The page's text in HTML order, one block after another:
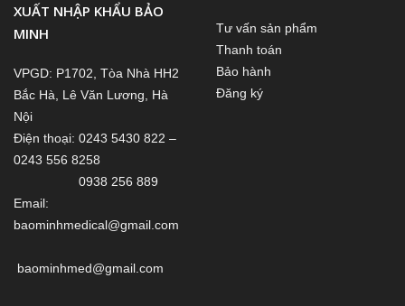
XUẤT NHẬP KHẨU BẢO
MINH
VPGD: P1702, Tòa Nhà HH2
Bắc Hà, Lê Văn Lương, Hà
Nội
Điện thoại: 0243 5430 822 –
0243 556 8258
0938 256 889
Email:
baominhmedical@gmail.com
baominhmed@gmail.com
Tư vấn sản phẩm
Thanh toán
Bảo hành
Đăng ký